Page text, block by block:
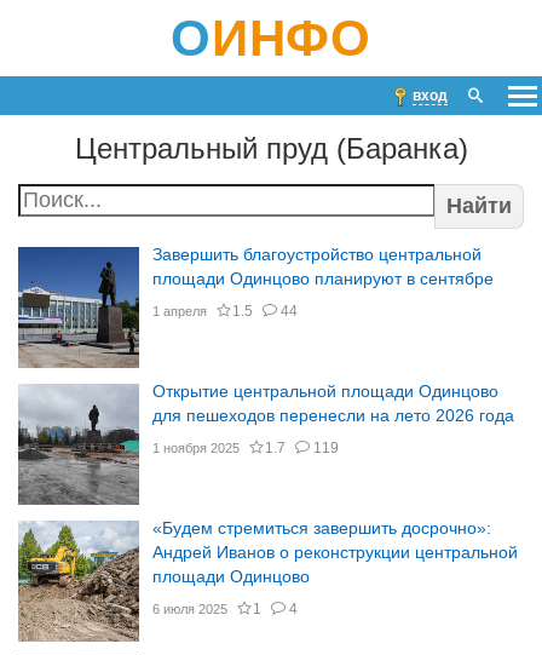
ОИНФО
вход
Центральный пруд (Баранка)
Найти
Завершить благоустройство центральной
площади Одинцово планируют в сентябре
1 апреля 1.5 44
Открытие центральной площади Одинцово
для пешеходов перенесли на лето 2026 года
1 ноября 2025 1.7 119
«Будем стремиться завершить досрочно»:
Андрей Иванов о реконструкции центральной
площади Одинцово
6 июля 2025 1 4